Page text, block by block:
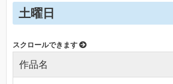
土曜日
作品名